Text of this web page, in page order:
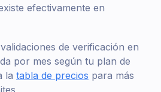
efectivamente en
de verificación en
por mes según tu plan de
la tabla de precios para más